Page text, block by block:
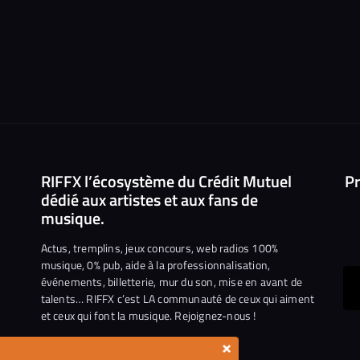
RIFFX l’écosystème du Crédit Mutuel
dédié aux artistes et aux fans de
musique.
Actus, tremplins, jeux concours, web radios 100%
musique, 0% pub, aide à la professionnalisation,
événements, billetterie, mur du son, mise en avant de
talents… RIFFX c’est LA communauté de ceux qui aiment
et ceux qui font la musique. Rejoignez-nous !
×